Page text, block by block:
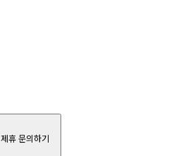
제휴 문의하기